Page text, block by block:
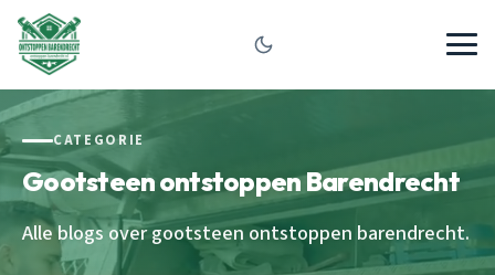
CATEGORIE
Gootsteen ontstoppen Barendrecht
Alle blogs over gootsteen ontstoppen barendrecht.